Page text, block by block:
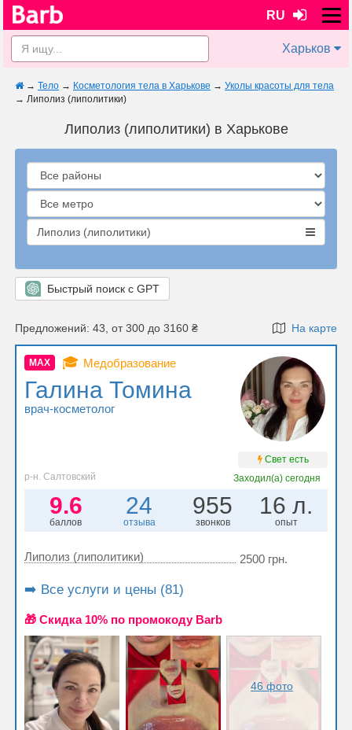
RU
Харьков
→ Тело → Косметология тела в Харькове → Уколы красоты для тела
→ Липолиз (липолитики)
Липолиз (липолитики) в Харькове
Липолиз (липолитики)
Быстрый поиск с GPT
Предложений: 43, от 300 до 3160 ₴ На карте
MAX 🎓 Медобразование
Галина Томина
врач-косметолог
Свет есть
р-н. Салтовский
Заходил(а)сегодня
9.6
баллов
24
отзыва
955
звонков
16 л.
опыт
Липолиз (липолитики) 2500 грн.
➡️ Все услуги и цены (81)
🎁 Cкидка 10% по промокоду Barb
46 фото